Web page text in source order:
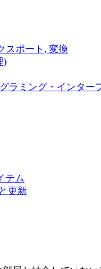
スポート, 変換
)
ラミング・インター
テム
更新